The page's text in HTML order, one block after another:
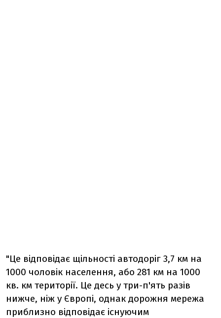
"Це відповідає щільності автодоріг 3,7 км на
1000 чоловік населення, або 281 км на 1000
кв. км території. Це десь у три-п'ять разів
нижче, ніж у Європі, однак дорожня мережа
приблизно відповідає існуючим